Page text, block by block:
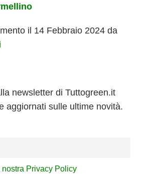
il 14 Febbraio 2024 da
newsletter di Tuttogreen.it
aggiornati sulle ultime novità.
nostra Privacy Policy